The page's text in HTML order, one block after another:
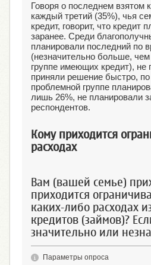
Говоря о последнем взятом
каждый третий (35%), чья
кредит, говорит, что кредит
заранее. Среди
планировали последний по
(незначительно больше,
группе имеющих кредит), не
приняли решение быстро,
проблемной группе
лишь 26%, не планировали
респондентов.
Кому приходится
расходах
Вам (вашей семье)
приходится
каких-либо расходах
кредитов (займов)?
значительно или
Параметры опроса